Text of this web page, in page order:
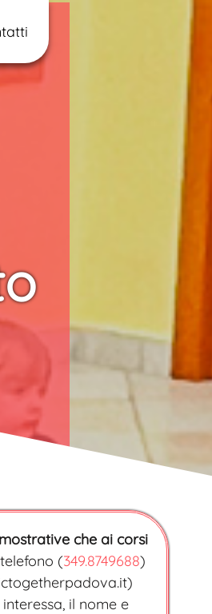
che ai corsi
(349.8749688)
il nome e